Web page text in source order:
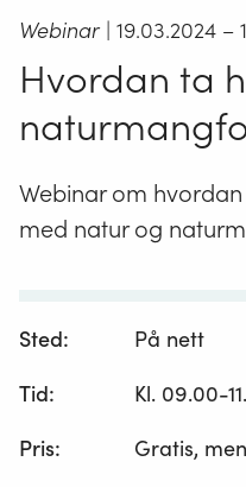
Webinar | 19.03.2024 –
Hvordan ta
Webinar om
med natur og
Sted:
På nett
Tid:
Kl. 09.00-
Pris:
Gratis,